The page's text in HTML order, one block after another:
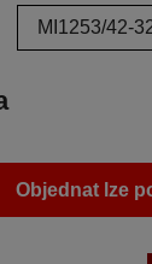
Objednat lze